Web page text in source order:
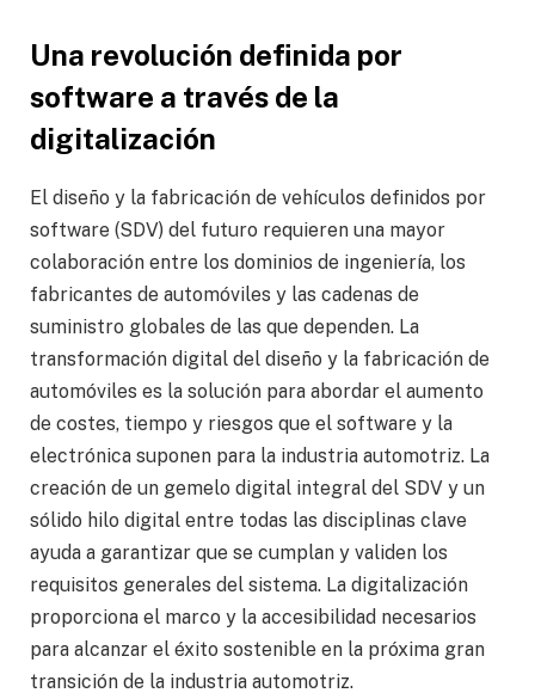
Una revolución definida por
software a través de la
digitalización
El diseño y la fabricación de vehículos definidos por
software (SDV) del futuro requieren una mayor
colaboración entre los dominios de ingeniería, los
fabricantes de automóviles y las cadenas de
suministro globales de las que dependen. La
transformación digital del diseño y la fabricación de
automóviles es la solución para abordar el aumento
de costes, tiempo y riesgos que el software y la
electrónica suponen para la industria automotriz. La
creación de un gemelo digital integral del SDV y un
sólido hilo digital entre todas las disciplinas clave
ayuda a garantizar que se cumplan y validen los
requisitos generales del sistema. La digitalización
proporciona el marco y la accesibilidad necesarios
para alcanzar el éxito sostenible en la próxima gran
transición de la industria automotriz.